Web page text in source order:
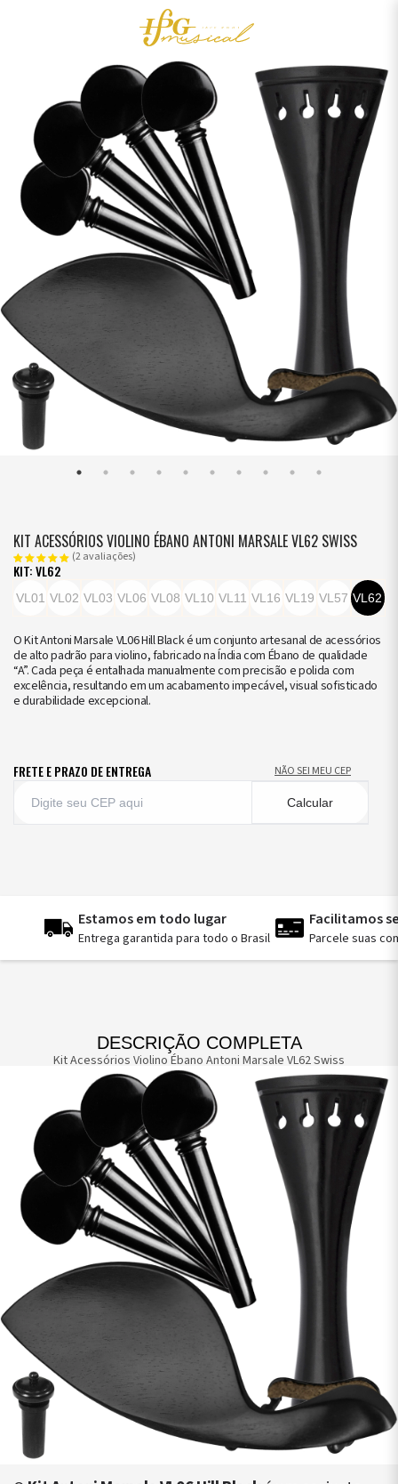
OUTLET
KIT ACESSÓRIOS VIOLINO ÉBANO ANTONI MARSALE VL62 SWISS
(2 avaliações)
KIT: VL62
VL01 VL02 VL03 VL06 VL08 VL10 VL11 VL16 VL19 VL57 VL62
O Kit Antoni Marsale VL06 Hill Black é um conjunto artesanal de acessórios
de alto padrão para violino, fabricado na Índia com Ébano de qualidade
“A”. Cada peça é entalhada manualmente com precisão e polida com
excelência, resultando em um acabamento impecável, visual sofisticado
e durabilidade excepcional.
FRETE E PRAZO DE ENTREGA NÃO SEI MEU CEP
Calcular
Estamos em todo lugar
Entrega garantida para todo o Brasil
Facilitamos
Parcele suas
DESCRIÇÃO COMPLETA
Kit Acessórios Violino Ébano Antoni Marsale VL62 Swiss